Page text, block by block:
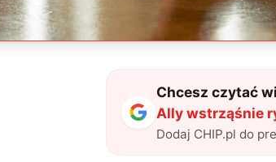
Chcesz czytać
Ally wstrząśnie
Dodaj CHIP.pl do